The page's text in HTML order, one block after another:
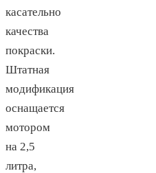
касательно
качества
покраски.
Штатная
модификация
оснащается
мотором
на 2,5
литра,